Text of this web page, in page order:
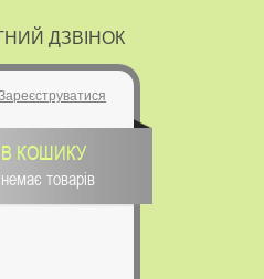
ДЗВІНОК
В КОШИКУ
немає товарів